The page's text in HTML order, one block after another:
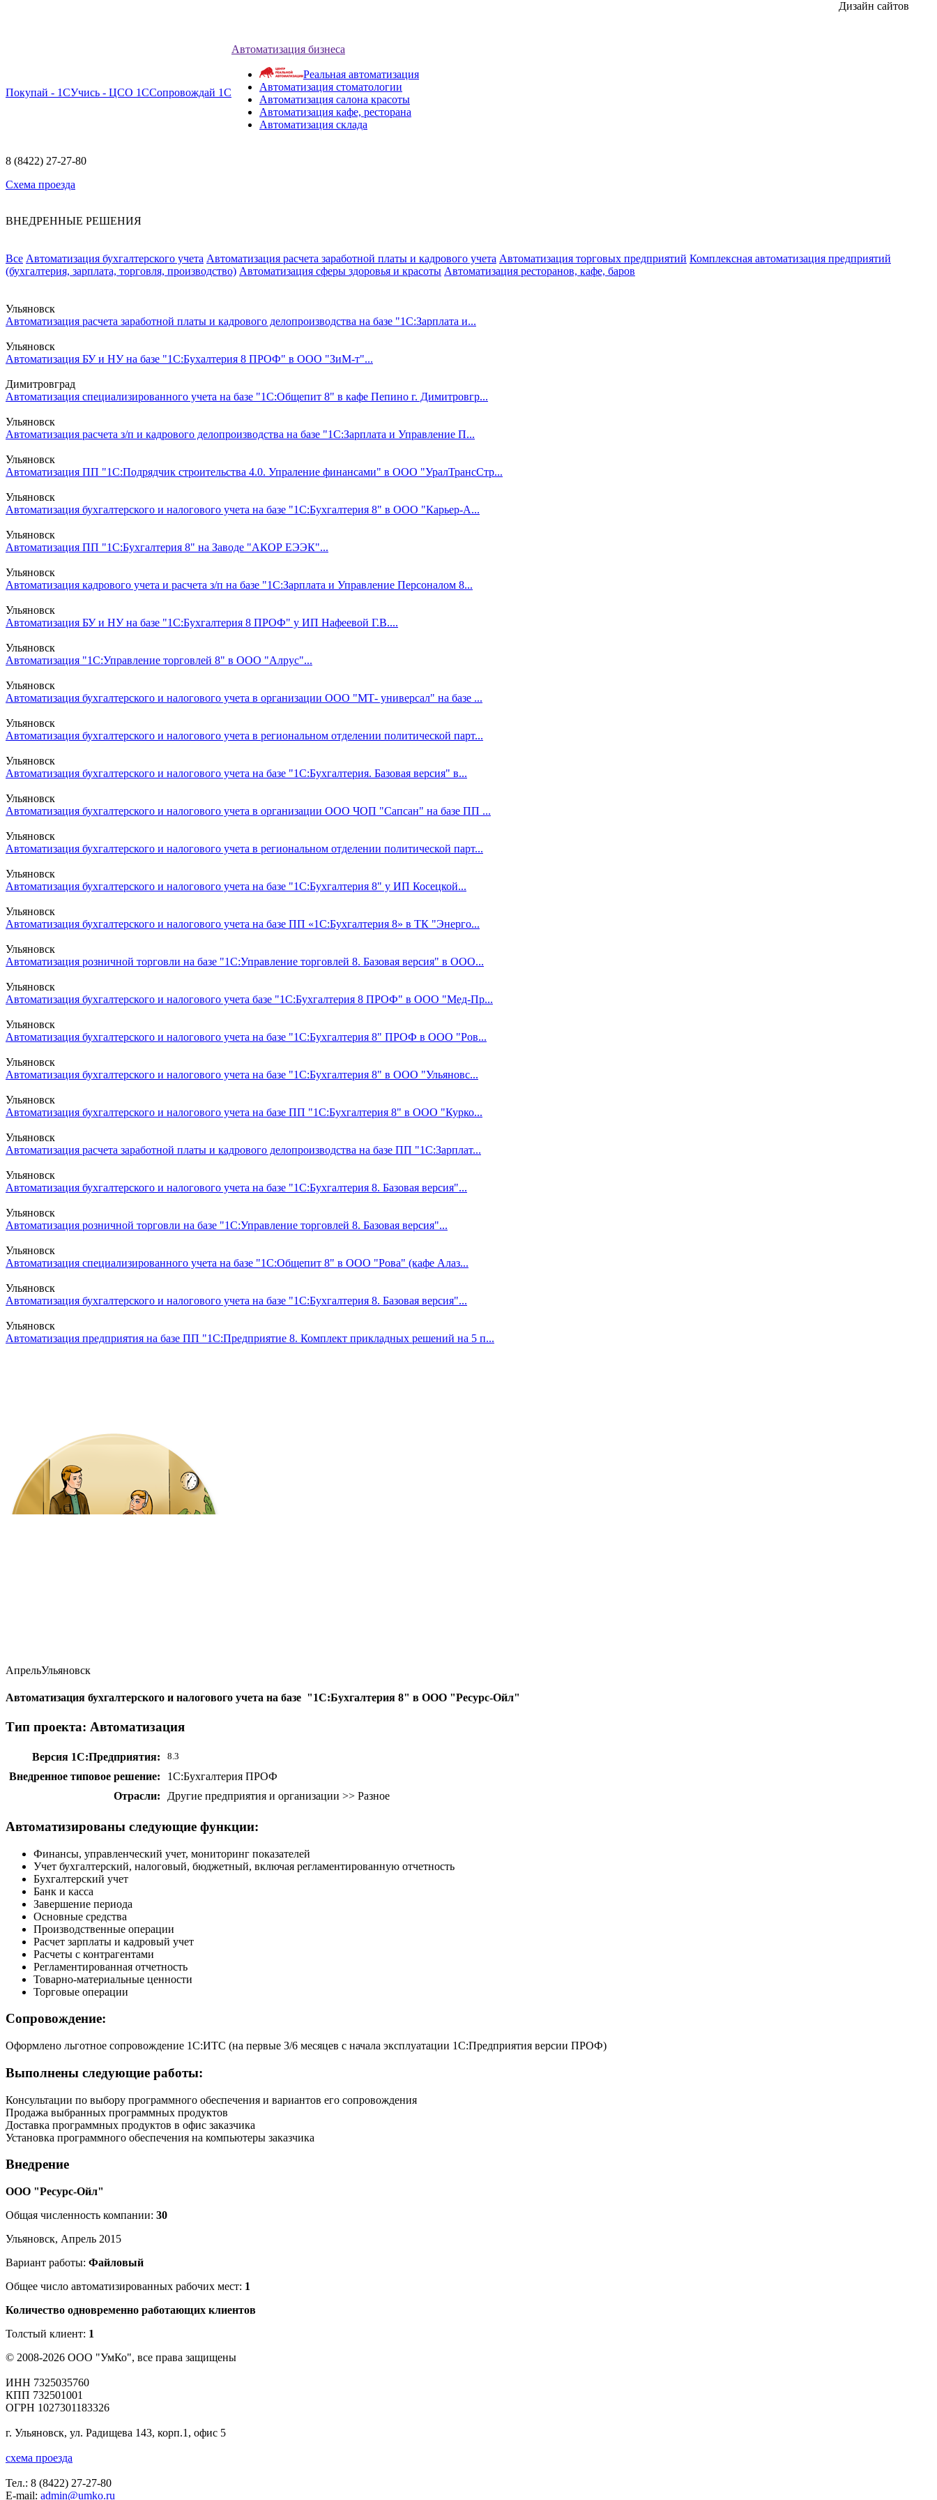
Покупай - 1СУчись - ЦСО 1ССопровождай 1С
Автоматизация бизнеса
Реальная автоматизация
Автоматизация стоматологии
Автоматизация салона красоты
Автоматизация кафе, ресторана
Автоматизация склада
8 (8422) 27-27-80
Схема проезда
ВНЕДРЕННЫЕ РЕШЕНИЯ
Все Автоматизация бухгалтерского учета Автоматизация расчета заработной платы и кадрового учета Автоматизация торговых предприятий Комплексная автоматизация предприятий
(бухгалтерия, зарплата, торговля, производство) Автоматизация сферы здоровья и красоты Автоматизация ресторанов, кафе, баров
Ульяновск
Автоматизация расчета заработной платы и кадрового делопроизводства на базе "1С:Зарплата и...
Ульяновск
Автоматизация БУ и НУ на базе "1С:Бухалтерия 8 ПРОФ" в ООО "ЗиМ-т"...
Димитровград
Автоматизация специализированного учета на базе "1С:Общепит 8" в кафе Пепино г. Димитровгр...
Ульяновск
Автоматизация расчета з/п и кадрового делопроизводства на базе "1С:Зарплата и Управление П...
Ульяновск
Автоматизация ПП "1С:Подрядчик строительства 4.0. Упраление финансами" в ООО "УралТрансСтр...
Ульяновск
Автоматизация бухгалтерского и налогового учета на базе "1С:Бухгалтерия 8" в ООО "Карьер-А...
Ульяновск
Автоматизация ПП "1С:Бухгалтерия 8" на Заводе "АКОР ЕЭЭК"...
Ульяновск
Автоматизация кадрового учета и расчета з/п на базе "1С:Зарплата и Управление Персоналом 8...
Ульяновск
Автоматизация БУ и НУ на базе "1С:Бухгалтерия 8 ПРОФ" у ИП Нафеевой Г.В....
Ульяновск
Автоматизация "1С:Управление торговлей 8" в ООО "Алрус"...
Ульяновск
Автоматизация бухгалтерского и налогового учета в организации ООО "МТ- универсал" на базе ...
Ульяновск
Автоматизация бухгалтерского и налогового учета в региональном отделении политической парт...
Ульяновск
Автоматизация бухгалтерского и налогового учета на базе "1С:Бухгалтерия. Базовая версия" в...
Ульяновск
Автоматизация бухгалтерского и налогового учета в организации ООО ЧОП "Сапсан" на базе ПП ...
Ульяновск
Автоматизация бухгалтерского и налогового учета в региональном отделении политической парт...
Ульяновск
Автоматизация бухгалтерского и налогового учета на базе "1С:Бухгалтерия 8" у ИП Косецкой...
Ульяновск
Автоматизация бухгалтерского и налогового учета на базе ПП «1С:Бухгалтерия 8» в ТК "Энерго...
Ульяновск
Автоматизация розничной торговли на базе "1С:Управление торговлей 8. Базовая версия" в ООО...
Ульяновск
Автоматизация бухгалтерского и налогового учета базе "1С:Бухгалтерия 8 ПРОФ" в ООО "Мед-Пр...
Ульяновск
Автоматизация бухгалтерского и налогового учета на базе "1С:Бухгалтерия 8" ПРОФ в ООО "Ров...
Ульяновск
Автоматизация бухгалтерского и налогового учета на базе "1С:Бухгалтерия 8" в ООО "Ульяновс...
Ульяновск
Автоматизация бухгалтерского и налогового учета на базе ПП "1С:Бухгалтерия 8" в ООО "Курко...
Ульяновск
Автоматизация расчета заработной платы и кадрового делопроизводства на базе ПП "1С:Зарплат...
Ульяновск
Автоматизация бухгалтерского и налогового учета на базе "1С:Бухгалтерия 8. Базовая версия"...
Ульяновск
Автоматизация розничной торговли на базе "1С:Управление торговлей 8. Базовая версия"...
Ульяновск
Автоматизация специализированного учета на базе "1С:Общепит 8" в ООО "Рова" (кафе Алаз...
Ульяновск
Автоматизация бухгалтерского и налогового учета на базе "1С:Бухгалтерия 8. Базовая версия"...
Ульяновск
Автоматизация предприятия на базе ПП "1С:Предприятие 8. Комплект прикладных решений на 5 п...
АпрельУльяновск
Автоматизация бухгалтерского и налогового учета на базе "1С:Бухгалтерия 8" в ООО "Ресурс-Ойл"
Тип проекта: Автоматизация
Версия 1С:Предприятия: 8.3
Внедренное типовое решение:
1С:Бухгалтерия ПРОФ
Отрасли:
Другие предприятия и организации >> Разное
Автоматизированы следующие функции:
Финансы, управленческий учет, мониторинг показателей
Учет бухгалтерский, налоговый, бюджетный, включая регламентированную отчетность
Бухгалтерский учет
Банк и касса
Завершение периода
Основные средства
Производственные операции
Расчет зарплаты и кадровый учет
Расчеты с контрагентами
Регламентированная отчетность
Товарно-материальные ценности
Торговые операции
Сопровождение:
Оформлено льготное сопровождение 1С:ИТС (на первые 3/6 месяцев с начала эксплуатации 1С:Предприятия версии ПРОФ)
Выполнены следующие работы:
Консультации по выбору программного обеспечения и вариантов его сопровождения
Продажа выбранных программных продуктов
Доставка программных продуктов в офис заказчика
Установка программного обеспечения на компьютеры заказчика
Внедрение
ООО "Ресурс-Ойл"
Общая численность компании: 30
Ульяновск, Апрель 2015
Вариант работы: Файловый
Общее число автоматизированных рабочих мест: 1
Количество одновременно работающих клиентов
Толстый клиент: 1
© 2008-2026 ООО "УмКо", все права защищены
ИНН 7325035760
КПП 732501001
ОГРН 1027301183326
г. Ульяновск, ул. Радищева 143, корп.1, офис 5
схема проезда
Тел.: 8 (8422) 27-27-80
E-mail: admin@umko.ru
Дизайн сайтов